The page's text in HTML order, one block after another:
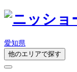
愛知県
他のエリアで探す